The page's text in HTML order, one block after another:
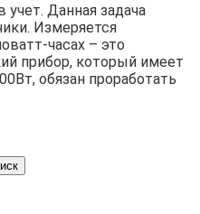
учет. Данная задача
Измеряется
часах – это
прибор, который имеет
обязан проработать